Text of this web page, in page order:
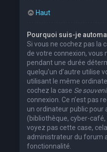
Haut
Pourquoi suis-je
Si vous ne cochez pas la
de votre connexion, vous
pendant une durée
quelqu’un d’autre utilise
utilisant le même
cochez la case Se
connexion. Ce n’est pas
un ordinateur public pour
(bibliothèque, cyber-café,
voyez pas cette case,
administrateur du forum
fonctionnalité.